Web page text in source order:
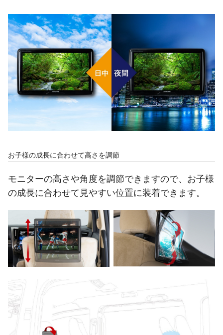
お子様の成長に合わせて高さを調節
モニターの高さや角度を調節できますので、お子様
の成長に合わせて見やすい位置に装着できます。